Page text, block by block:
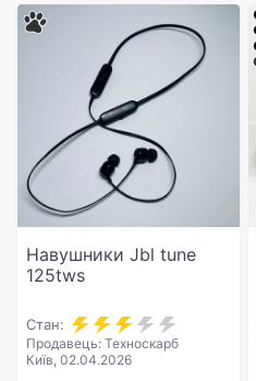
Навушники Jbl tune
125tws
Стан:
Продавець: Техноскарб
Київ, 02.04.2026